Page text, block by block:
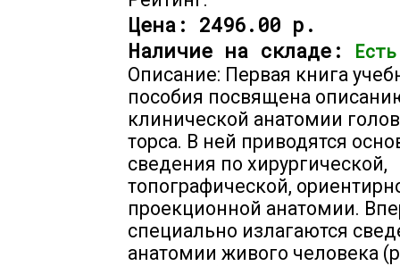
Цена: 2496.00 р.
Наличие на складе:
Описание: Первая книга
пособия посвящена
клинической анатомии
торса. В ней приводятся
сведения по хирургической,
топографической,
проекционной анатомии.
специально излагаются
анатомии живого человека